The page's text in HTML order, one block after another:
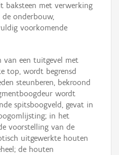
baksteen met verwerking
onderbouw,
voorkomende
van een tuitgevel met
top, wordt begrensd
steunberen, bekroond
wordt
spitsboogveld, gevat in
in het
voorstelling van de
uitgewerkte houten
de houten